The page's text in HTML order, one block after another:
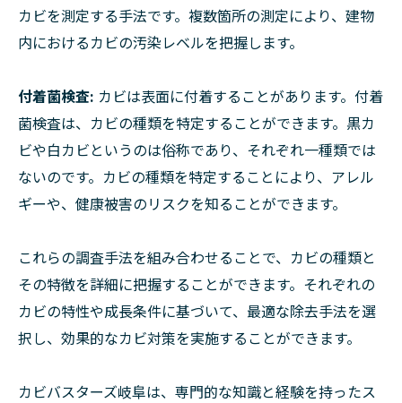
カビを測定する手法です。複数箇所の測定により、建物
内におけるカビの汚染レベルを把握します。
付着菌検査: カビは表面に付着することがあります。付着
菌検査は、カビの種類を特定することができます。黒カ
ビや白カビというのは俗称であり、それぞれ一種類では
ないのです。カビの種類を特定することにより、アレル
ギーや、健康被害のリスクを知ることができます。
これらの調査手法を組み合わせることで、カビの種類と
その特徴を詳細に把握することができます。それぞれの
カビの特性や成長条件に基づいて、最適な除去手法を選
択し、効果的なカビ対策を実施することができます。
カビバスターズ岐阜は、専門的な知識と経験を持ったス